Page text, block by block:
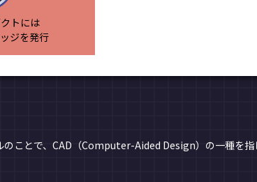
トには
ジを発行
ことで、CAD（Computer-Aided Design）の一種を指